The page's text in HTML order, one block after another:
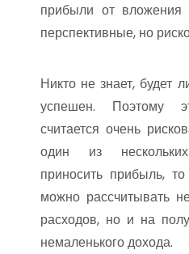
прибыли от
перспективные, но
Никто не знает, будет
успешен. Поэтому
считается очень
один из
приносить прибыль,
можно рассчитывать
расходов, но и на
немаленького дохода.